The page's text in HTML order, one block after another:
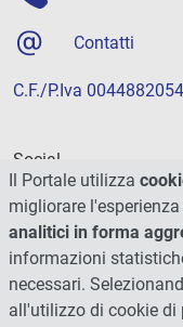
Contatti
C.F./P.Iva
Social
Il Portale utilizza
migliorare
analitici in forma
informazioni
necessari.
all'utilizzo di cookie di